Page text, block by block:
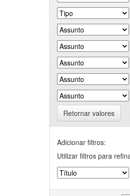
Retornar valores
Adicionar filtros:
Utilizar filtros para